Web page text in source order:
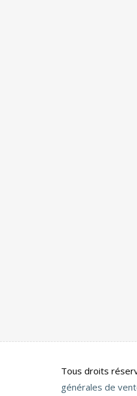
Tous droits
générales de